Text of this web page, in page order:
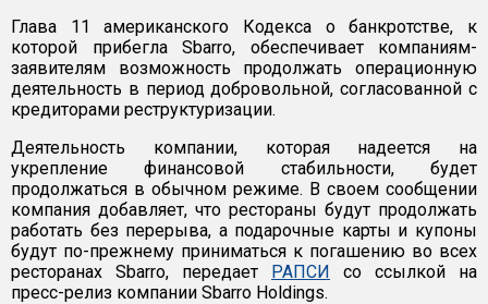
Глава 11 американского Кодекса о банкротстве, к
которой прибегла Sbarro, обеспечивает компаниям-
заявителям возможность продолжать операционную
деятельность в период добровольной, согласованной с
кредиторами реструктуризации.
Деятельность компании, которая надеется на
укрепление финансовой стабильности, будет
продолжаться в обычном режиме. В своем сообщении
компания добавляет, что рестораны будут продолжать
работать без перерыва, а подарочные карты и купоны
будут по-прежнему приниматься к погашению во всех
ресторанах Sbarro, передает РАПСИ со ссылкой на
пресс-релиз компании Sbarro Holdings.